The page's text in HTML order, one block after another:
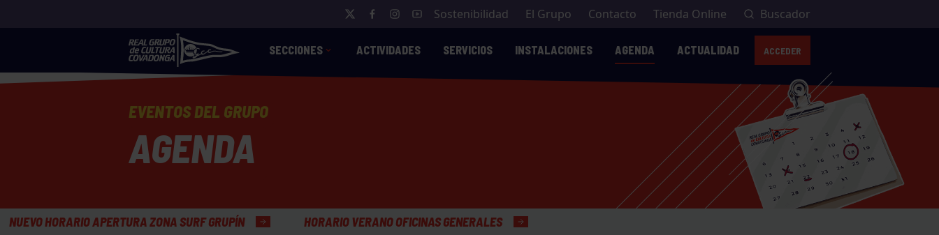
Sostenibilidad El Grupo Contacto Tienda Online Buscador
SECCIONES ACTIVIDADES SERVICIOS INSTALACIONES AGENDA ACTUALIDAD ACCEDER
EVENTOS DEL GRUPO
AGENDA
ZONA SURF GRUPÍN HORARIO VERANO OFICINAS GENERALES